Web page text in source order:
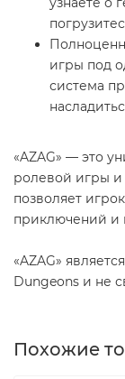
игры под
система
«AZAG» — это
ролевой игры и
позволяет
приключений и
«AZAG»
Dungeons и не
Похожие